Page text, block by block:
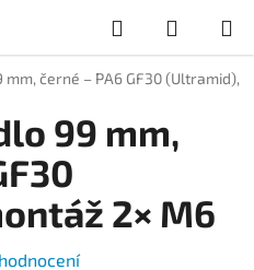
Hledat
KOŠÍK
černé – PA6 GF30 (Ultramid),
99 mm,
2× M6